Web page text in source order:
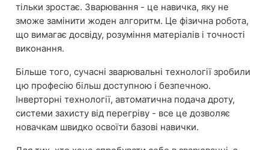
тільки зростає. Зварювання - це навичка, яку не
зможе замінити жоден алгоритм. Це фізична робота,
що вимагає досвіду, розуміння матеріалів і точності
виконання.
Більше того, сучасні зварювальні технології зробили
цю професію більш доступною і безпечною.
Інверторні технології, автоматична подача дроту,
системи захисту від перегріву - все це дозволяє
новачкам швидко освоїти базові навички.